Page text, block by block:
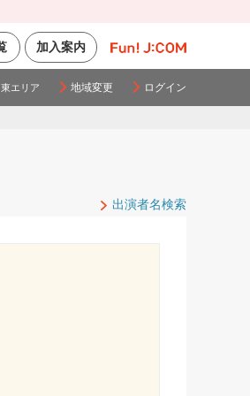
加入案内
エリア 地域変更 ログイン
出演者名検索